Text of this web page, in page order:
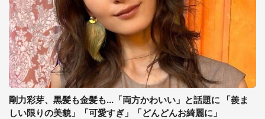
剛力彩芽、黒髪も金髪も...「両方かわいい」と話題に 「羨ま
しい限りの美貌」「可愛すぎ」「どんどんお綺麗に」